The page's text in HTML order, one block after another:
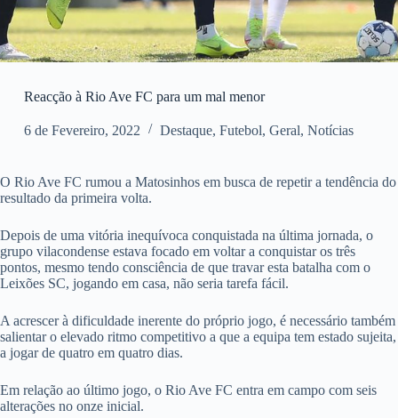
Reacção à Rio Ave FC para um mal menor
6 de Fevereiro, 2022 Destaque, Futebol, Geral, Notícias
O Rio Ave FC rumou a Matosinhos em busca de repetir a tendência do
resultado da primeira volta.
Depois de uma vitória inequívoca conquistada na última jornada, o
grupo vilacondense estava focado em voltar a conquistar os três
pontos, mesmo tendo consciência de que travar esta batalha com o
Leixões SC, jogando em casa, não seria tarefa fácil.
A acrescer à dificuldade inerente do próprio jogo, é necessário também
salientar o elevado ritmo competitivo a que a equipa tem estado sujeita,
a jogar de quatro em quatro dias.
Em relação ao último jogo, o Rio Ave FC entra em campo com seis
alterações no onze inicial.